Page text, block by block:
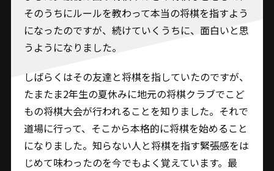
そのうちにルールを教わって本当の将棋を指すよう
になったのですが、続けていくうちに、面白いと思
うようになりました。
しばらくはその友達と将棋を指していたのですが、
たまたま2年生の夏休みに地元の将棋クラブでこど
もの将棋大会が行われることを知りました。それで
道場に行って、そこから本格的に将棋を始めること
になりました。知らない人と将棋を指す緊張感をは
じめて味わったのを今でもよく覚えています。最